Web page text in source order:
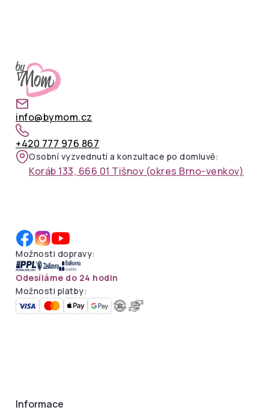
info@bymom.cz
+420 777 976 867
Osobní vyzvednutí a konzultace po domluvě:
Koráb 133, 666 01 Tišnov (okres Brno-venkov)
Možnosti dopravy:
Odesíláme do 24 hodin
Možnosti platby:
Informace